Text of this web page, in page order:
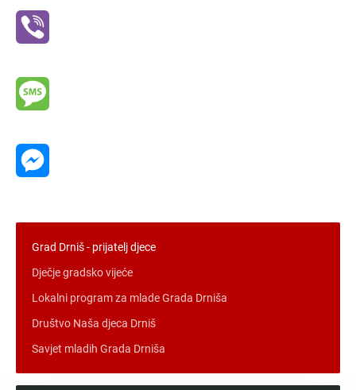
Grad Drniš - prijatelj djece
Dječje gradsko vijeće
Lokalni program za mlade Grada Drniša
Društvo Naša djeca Drniš
Savjet mladih Grada Drniša